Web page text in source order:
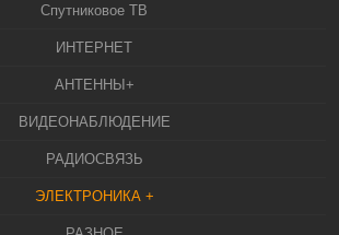
Спутниковое ТВ
ИНТЕРНЕТ
АНТЕННЫ+
ВИДЕОНАБЛЮДЕНИЕ
РАДИОСВЯЗЬ
ЭЛЕКТРОНИКА +